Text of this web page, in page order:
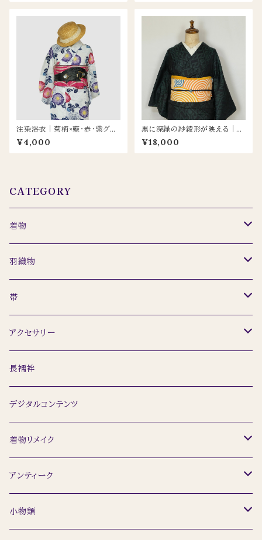
注染浴衣｜菊柄×藍・赤・紫グラ
デーション（ビンテージ）
¥4,000
黒に深緑の紗綾形が映える｜ミ
ントグリーンの八掛が爽やかな大
島紬
¥18,000
CATEGORY
着物
セット
レディース
メンズ
小紋
ウール着物
訪問着
留袖
浴衣
羽織物
羽織
道行
ショール
帯
名古屋帯
半幅帯
袋帯
アクセサリー
簪
ネックレス
ピアス
長襦袢
デジタルコンテンツ
着物リメイク
トップス
アンティーク
着物
小物類